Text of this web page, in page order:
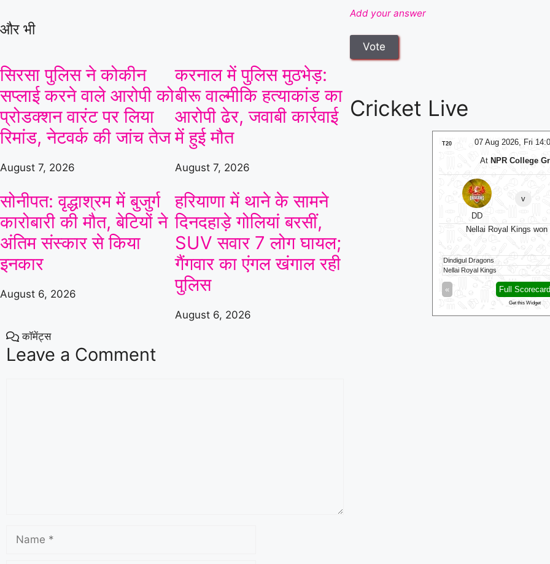
और भी
सिरसा पुलिस ने कोकीन
सप्लाई करने वाले आरोपी को
प्रोडक्शन वारंट पर लिया
रिमांड, नेटवर्क की जांच तेज
August 7, 2026
करनाल में पुलिस मुठभेड़:
बीरू वाल्मीकि हत्याकांड का
आरोपी ढेर, जवाबी कार्रवाई
में हुई मौत
August 7, 2026
सोनीपत: वृद्धाश्रम में बुजुर्ग
कारोबारी की मौत, बेटियों ने
अंतिम संस्कार से किया
इनकार
August 6, 2026
हरियाणा में थाने के सामने
दिनदहाड़े गोलियां बरसीं,
SUV सवार 7 लोग घायल;
गैंगवार का एंगल खंगाल रही
पुलिस
August 6, 2026
Add your answer
Cricket Live
07 Aug 2026, Fri 17:30 GMT
T20
v
⭐Sunrisers Leeds
Sunrisers Leeds won by 45 runs
169/7 (100)
124/8 (100)
Full Scorecard
⭐Galle Gallants
Galle Gallants won by 6 wkts
Colombo Kaps
Galle Gallants
07 Aug 2026, Fri
T20
At NPR College
DD
v
Nellai Royal Kings
Dindigul Dragons
Nellai Royal Kings
« Full Scorecard
Get this Widget
कॉमेंट्स
Leave a Comment